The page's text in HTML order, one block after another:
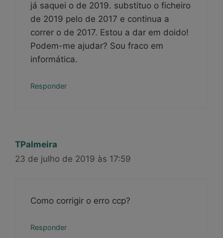
já saquei o de 2019. substituo o ficheiro
de 2019 pelo de 2017 e continua a
correr o de 2017. Estou a dar em doido!
Podem-me ajudar? Sou fraco em
informática.
Responder
TPalmeira
23 de julho de 2019 às 17:59
Como corrigir o erro ccp?
Responder